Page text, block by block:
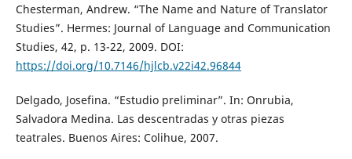
Chesterman, Andrew. “The Name and Nature of Translator
Studies”. Hermes: Journal of Language and Communication
Studies, 42, p. 13-22, 2009. DOI:
https://doi.org/10.7146/hjlcb.v22i42.96844
Delgado, Josefina. “Estudio preliminar”. In: Onrubia,
Salvadora Medina. Las descentradas y otras piezas
teatrales. Buenos Aires: Colihue, 2007.